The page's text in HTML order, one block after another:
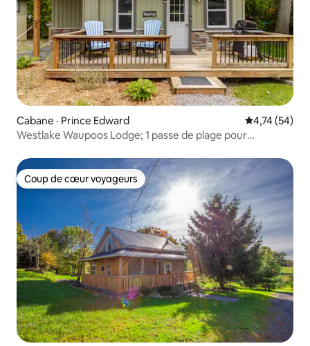
Cabane · Prince Edward Note
4,74 (54)
Westlake Waupoos Lodge; 1 passe de plage pour
Coup de cœur voyageurs
Coup de cœur voyageurs